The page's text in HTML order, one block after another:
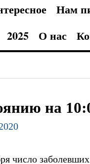
Нам
2025 О нас
на
число